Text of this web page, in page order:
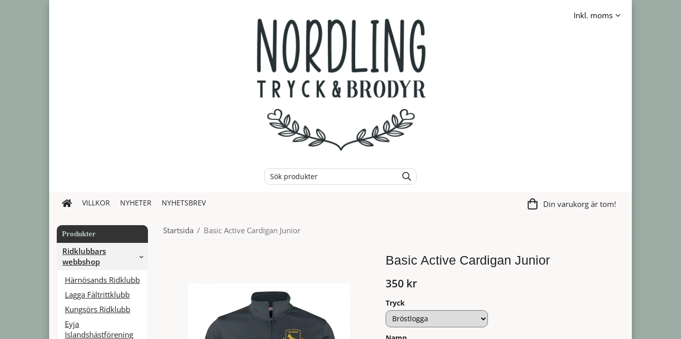
VILLKOR NYHETER NYHETSBREV Din varukorg är tom!
Produkter
Ridklubbars
webbshop
Härnösands Ridklubb
Lagga Fältrittklubb
Kungsörs Ridklubb
Eyja
Islandshästförening
Startsida / Basic Active Cardigan Junior
Basic Active Cardigan Junior
350 kr
Tryck